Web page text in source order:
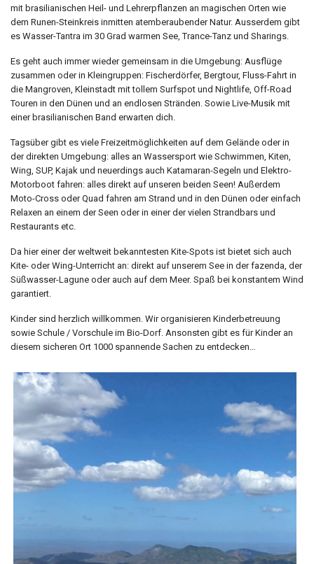
mit brasilianischen Heil- und Lehrerpflanzen an magischen Orten wie
dem Runen-Steinkreis inmitten atemberaubender Natur. Ausserdem gibt
es Wasser-Tantra im 30 Grad warmen See, Trance-Tanz und Sharings.
Es geht auch immer wieder gemeinsam in die Umgebung: Ausflüge
zusammen oder in Kleingruppen: Fischerdörfer, Bergtour, Fluss-Fahrt in
die Mangroven, Kleinstadt mit tollem Surfspot und Nightlife, Off-Road
Touren in den Dünen und an endlosen Stränden. Sowie Live-Musik mit
einer brasilianischen Band erwarten dich.
Tagsüber gibt es viele Freizeitmöglichkeiten auf dem Gelände oder in
der direkten Umgebung: alles an Wassersport wie Schwimmen, Kiten,
Wing, SUP, Kajak und neuerdings auch Katamaran-Segeln und Elektro-
Motorboot fahren: alles direkt auf unseren beiden Seen! Außerdem
Moto-Cross oder Quad fahren am Strand und in den Dünen oder einfach
Relaxen an einem der Seen oder in einer der vielen Strandbars und
Restaurants etc.
Da hier einer der weltweit bekanntesten Kite-Spots ist bietet sich auch
Kite- oder Wing-Unterricht an: direkt auf unserem See in der fazenda, der
Süßwasser-Lagune oder auch auf dem Meer. Spaß bei konstantem Wind
garantiert.
Kinder sind herzlich willkommen. Wir organisieren Kinderbetreuung
sowie Schule / Vorschule im Bio-Dorf. Ansonsten gibt es für Kinder an
diesem sicheren Ort 1000 spannende Sachen zu entdecken…